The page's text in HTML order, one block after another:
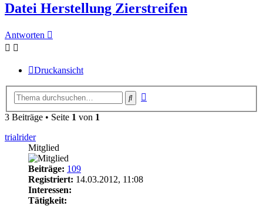
Datei Herstellung Zierstreifen
Antworten
Druckansicht
Suche
3 Beiträge • Seite 1 von 1
trialrider
Mitglied
Beiträge: 109
Registriert: 14.03.2012, 11:08
Interessen:
Tätigkeit: